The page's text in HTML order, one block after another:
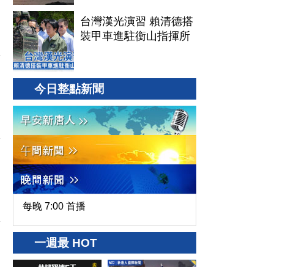
台灣漢光演習 賴清德搭
裝甲車進駐衡山指揮所
今日整點新聞
每晚 7:00 首播
一週最 HOT